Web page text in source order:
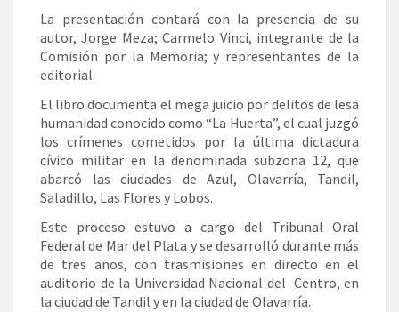
La presentación contará con la presencia de su
autor, Jorge Meza; Carmelo Vinci, integrante de la
Comisión por la Memoria; y representantes de la
editorial.
El libro documenta el mega juicio por delitos de lesa
humanidad conocido como “La Huerta”, el cual juzgó
los crímenes cometidos por la última dictadura
cívico militar en la denominada subzona 12, que
abarcó las ciudades de Azul, Olavarría, Tandil,
Saladillo, Las Flores y Lobos.
Este proceso estuvo a cargo del Tribunal Oral
Federal de Mar del Plata y se desarrolló durante más
de tres años, con trasmisiones en directo en el
auditorio de la Universidad Nacional del Centro, en
la ciudad de Tandil y en la ciudad de Olavarría.